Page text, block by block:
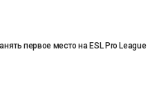
первое место на ESL Pro League